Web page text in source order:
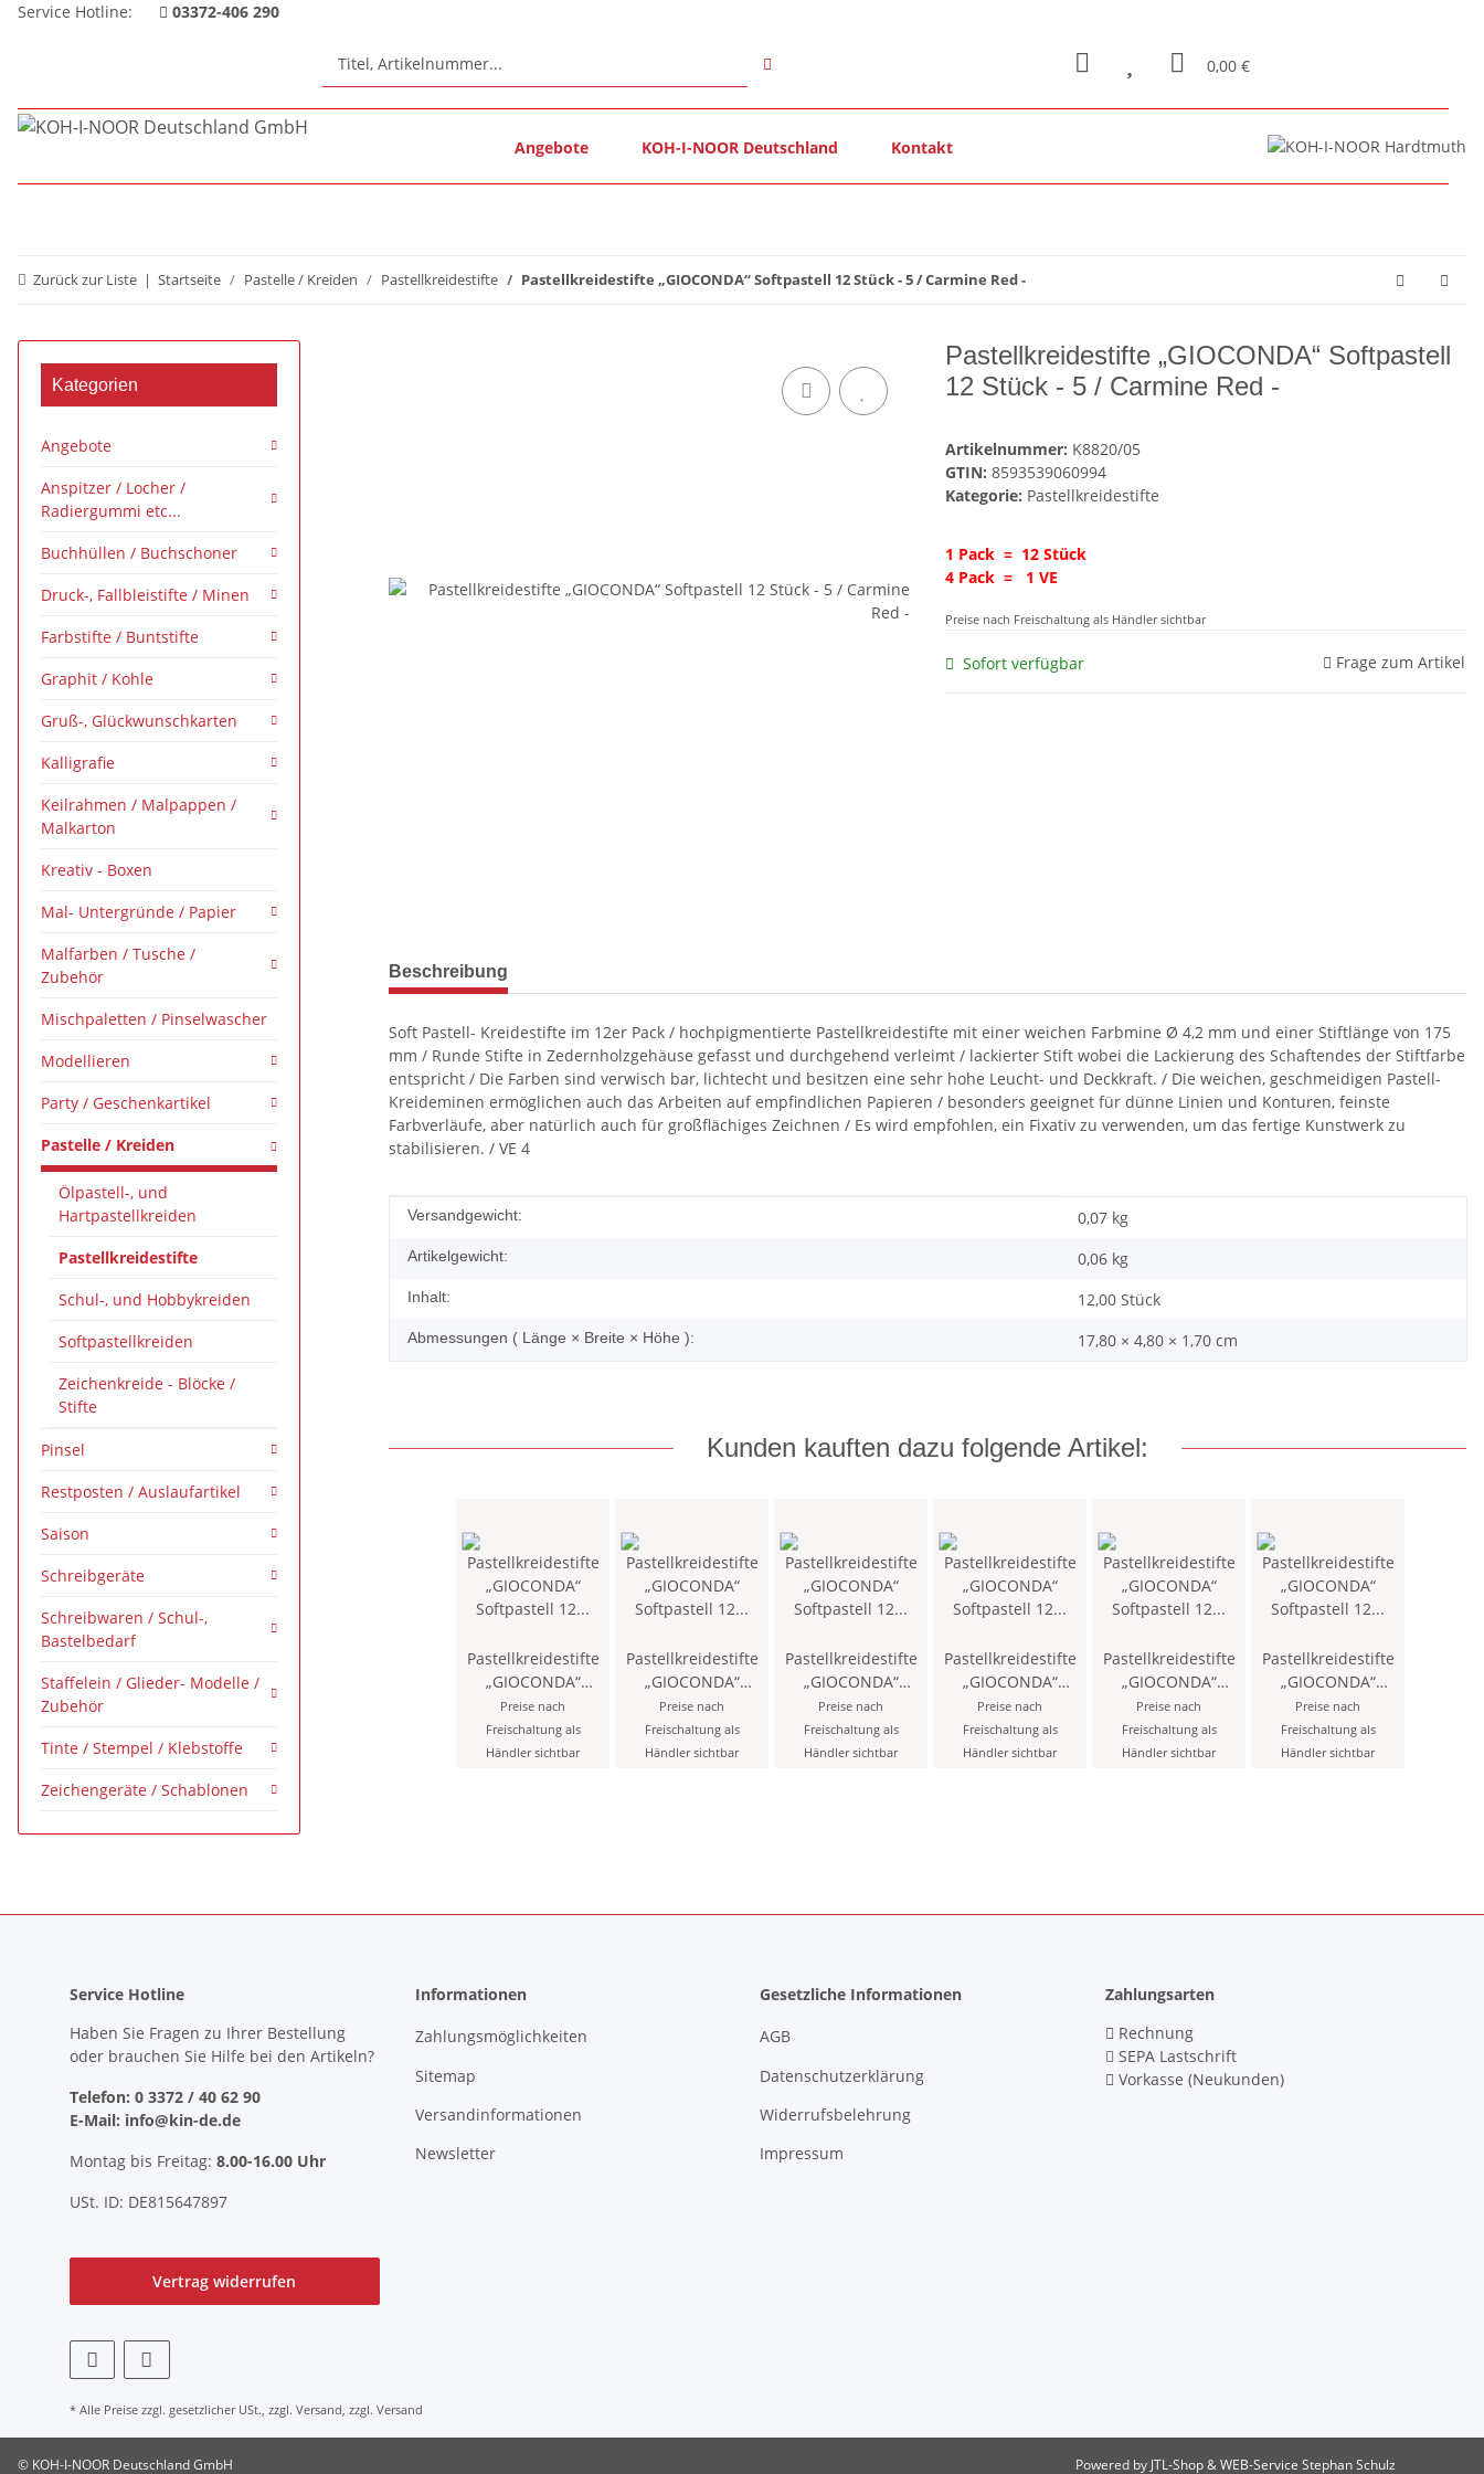
Service Hotline: 03372-406 290
0,00 €
Angebote KOH-I-NOOR Deutschland Kontakt
Zurück zur Liste Startseite Pastelle / Kreiden Pastellkreidestifte Pastellkreidestifte „GIOCONDA“ Softpastell 12 Stück - 5 / Carmine Red -
Pastellkreidestifte „GIOCONDA“ Softpastell
12 Stück - 5 / Carmine Red -
Artikelnummer: K8820/05
GTIN: 8593539060994
Kategorie: Pastellkreidestifte
1 Pack = 12 Stück
4 Pack = 1 VE
Preise nach Freischaltung als Händler sichtbar
Sofort verfügbar Frage zum Artikel
weitere Registerkarten anzeigen
Beschreibung
Soft Pastell- Kreidestifte im 12er Pack / hochpigmentierte Pastellkreidestifte mit einer weichen Farbmine Ø 4,2 mm und einer Stiftlänge von 175
mm / Runde Stifte in Zedernholzgehäuse gefasst und durchgehend verleimt / lackierter Stift wobei die Lackierung des Schaftendes der Stiftfarbe
entspricht / Die Farben sind verwisch bar, lichtecht und besitzen eine sehr hohe Leucht- und Deckkraft. / Die weichen, geschmeidigen Pastell-
Kreideminen ermöglichen auch das Arbeiten auf empfindlichen Papieren / besonders geeignet für dünne Linien und Konturen, feinste
Farbverläufe, aber natürlich auch für großflächiges Zeichnen / Es wird empfohlen, ein Fixativ zu verwenden, um das fertige Kunstwerk zu
stabilisieren. / VE 4
Produkteigenschaft
Wert
Versandgewicht: 0,07 kg
Artikelgewicht: 0,06 kg
Inhalt: 12,00 Stück
Abmessungen ( Länge × Breite × Höhe ): 17,80 × 4,80 × 1,70 cm
Kunden kauften dazu folgende Artikel:
Pastellkreidestifte
„GIOCONDA“
Softpastell 12
Stück - 2 / Chrome
Yellow -
Preise nach
Freischaltung als
Händler sichtbar
Pastellkreidestifte
„GIOCONDA“
Softpastell 12
Stück - 7 /
Permanent Green -
Preise nach
Freischaltung als
Händler sichtbar
Pastellkreidestifte
„GIOCONDA“
Softpastell 12
Stück - 40 /
Cadmium Orange -
Preise nach
Freischaltung als
Händler sichtbar
Pastellkreidestifte
„GIOCONDA“
Softpastell 12
Stück - 20 / Persian
Red -
Preise nach
Freischaltung als
Händler sichtbar
Pastellkreidestifte
„GIOCONDA“
Softpastell 12
Stück - 27 / Ice
Blue -
Preise nach
Freischaltung als
Händler sichtbar
Pastellkreidestifte
„GIOCONDA“
Softpastell 12
Stück - 48 / Cobalt
Blue -
Preise nach
Freischaltung als
Händler sichtbar
Kategorien
Angebote
Anspitzer / Locher /
Radiergummi etc...
Buchhüllen / Buchschoner
Druck-, Fallbleistifte / Minen
Farbstifte / Buntstifte
Graphit / Kohle
Gruß-, Glückwunschkarten
Kalligrafie
Keilrahmen / Malpappen /
Malkarton
Kreativ - Boxen
Mal- Untergründe / Papier
Malfarben / Tusche /
Zubehör
Mischpaletten / Pinselwascher
Modellieren
Party / Geschenkartikel
Pastelle / Kreiden
Ölpastell-, und
Hartpastellkreiden
Pastellkreidestifte
Schul-, und Hobbykreiden
Softpastellkreiden
Zeichenkreide - Blöcke /
Stifte
Pinsel
Restposten / Auslaufartikel
Saison
Schreibgeräte
Schreibwaren / Schul-,
Bastelbedarf
Staffelein / Glieder- Modelle /
Zubehör
Tinte / Stempel / Klebstoffe
Zeichengeräte / Schablonen
Service Hotline
Haben Sie Fragen zu Ihrer Bestellung
oder brauchen Sie Hilfe bei den Artikeln?
Telefon: 0 3372 / 40 62 90
E-Mail: info@kin-de.de
Montag bis Freitag: 8.00-16.00 Uhr
USt. ID: DE815647897
Informationen
Zahlungsmöglichkeiten
Sitemap
Versandinformationen
Newsletter
Gesetzliche Informationen
AGB
Datenschutzerklärung
Widerrufsbelehrung
Impressum
Zahlungsarten
Rechnung
SEPA Lastschrift
Vorkasse (Neukunden)
Vertrag widerrufen
* Alle Preise zzgl. gesetzlicher USt., zzgl. Versand, zzgl. Versand
© KOH-I-NOOR Deutschland GmbH Powered by JTL-Shop&WEB-Service Stephan Schulz